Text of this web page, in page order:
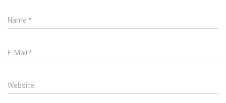
Name *
E-Mail *
Website